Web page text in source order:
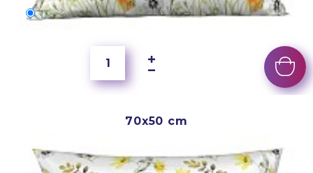
60x40 cm
70x50 cm